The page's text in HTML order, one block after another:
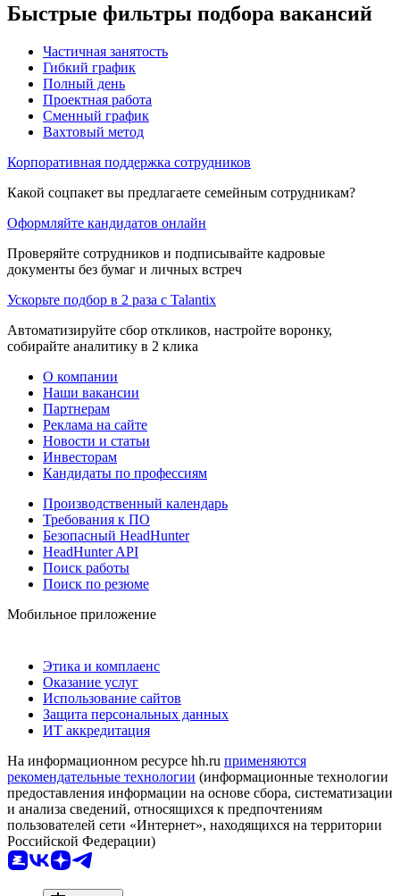
Быстрые фильтры подбора вакансий
Частичная занятость
Гибкий график
Полный день
Проектная работа
Сменный график
Вахтовый метод
Корпоративная поддержка сотрудников
Какой соцпакет вы предлагаете семейным сотрудникам?
Оформляйте кандидатов онлайн
Проверяйте сотрудников и подписывайте кадровые
документы без бумаг и личных встреч
Ускорьте подбор в 2 раза с Talantix
Автоматизируйте сбор откликов, настройте воронку,
собирайте аналитику в 2 клика
О компании
Наши вакансии
Партнерам
Реклама на сайте
Новости и статьи
Инвесторам
Кандидаты по профессиям
Производственный календарь
Требования к ПО
Безопасный HeadHunter
HeadHunter API
Поиск работы
Поиск по резюме
Мобильное приложение
Этика и комплаенс
Оказание услуг
Использование сайтов
Защита персональных данных
ИТ аккредитация
На информационном ресурсе hh.ru применяются
рекомендательные технологии (информационные технологии
предоставления информации на основе сбора, систематизации
и анализа сведений, относящихся к предпочтениям
пользователей сети «Интернет», находящихся на территории
Российской Федерации)